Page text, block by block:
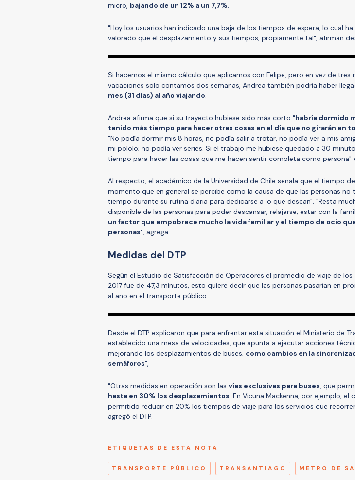
micro, bajando de un 12% a un 7,7%.
"Hoy los usuarios han indicado una baja de los tiempos de espera, lo cual
valorado que el desplazamiento y sus tiempos, propiamente tal", afirman
Si hacemos el mismo cálculo que aplicamos con Felipe, pero en vez de tres
vacaciones solo contamos dos semanas, Andrea también podría haber
mes (31 días) al año viajando.
Andrea afirma que si su trayecto hubiese sido más corto "habría dormido
tenido más tiempo para hacer otras cosas en el día que no girarán en
"No podía dormir mis 8 horas, no podía salir a trotar, no podía ver a mis
mi pololo; no podía ver series. Si el trabajo me hubiese quedado a 30
tiempo para hacer las cosas que me hacen sentir completa como persona"
Al respecto, el académico de la Universidad de Chile señala que el tiempo
momento que en general se percibe como la causa de que las personas no
tiempo durante su rutina diaria para dedicarse a lo que desean". "Resta
disponible de las personas para poder descansar, relajarse, estar con la
un factor que empobrece mucho la vida familiar y el tiempo de ocio
personas", agrega.
Medidas del DTP
Según el Estudio de Satisfacción de Operadores el promedio de viaje de los
2017 fue de 47,3 minutos, esto quiere decir que las personas pasarían en
al año en el transporte público.
Desde el DTP explicaron que para enfrentar esta situación el Ministerio de
establecido una mesa de velocidades, que apunta a ejecutar acciones
mejorando los desplazamientos de buses, como cambios en la
semáforos",
"Otras medidas en operación son las vías exclusivas para buses, que
hasta en 30% los desplazamientos. En Vicuña Mackenna, por ejemplo, el
permitido reducir en 20% los tiempos de viaje para los servicios que
agregó el DTP.
ETIQUETAS DE ESTA NOTA
TRANSPORTE PÚBLICO TRANSANTIAGO METRO DE